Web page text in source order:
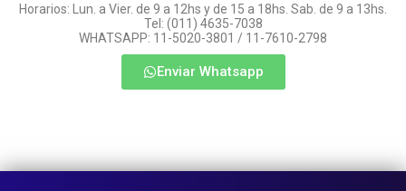
Horarios: Lun. a Vier. de 9 a 12hs y de 15 a 18hs. Sab. de 9 a 13hs.
Tel: (011) 4635-7038
WHATSAPP: 11-5020-3801 / 11-7610-2798
Enviar Whatsapp